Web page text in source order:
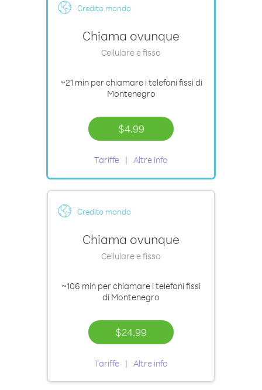
Credito mondo
Chiama ovunque
Cellulare e fisso
~21 minper chiamare i telefoni fissi di
Montenegro
$4.99
Tariffe Altre info
Credito mondo
Chiama ovunque
Cellulare e fisso
~106 min per chiamare i telefoni fissi
di Montenegro
$24.99
Tariffe Altre info